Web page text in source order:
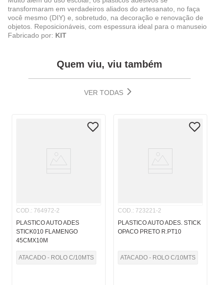
transformaram em verdadeiros aliados do artesanato, no faça
você mesmo (DIY) e, sobretudo, na decoração e renovação de
objetos. Reposicionáveis, com espessura ideal para o manuseio
Fabricado por: KIT
Quem viu, viu também
VER TODAS
COD.: 764972-2
PLASTICO AUTO ADES
STICK010 FLAMENGO
45CMX10M
ATACADO - ROLO C/10MTS
COD.: 723221-2
PLASTICO AUTO ADES. STICK
OPACO PRETO R.PT10
ATACADO - ROLO C/10MTS